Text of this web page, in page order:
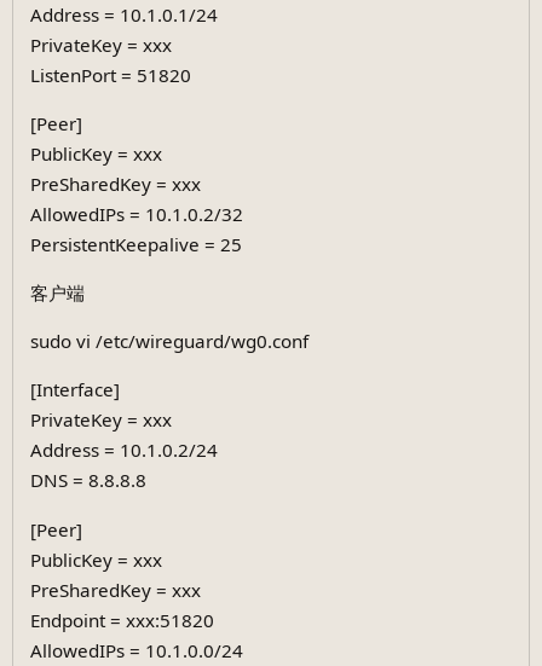
Address = 10.1.0.1/24
PrivateKey = xxx
ListenPort = 51820
[Peer]
PublicKey = xxx
PreSharedKey = xxx
AllowedIPs = 10.1.0.2/32
PersistentKeepalive = 25
客户端
sudo vi /etc/wireguard/wg0.conf
[Interface]
PrivateKey = xxx
Address = 10.1.0.2/24
DNS = 8.8.8.8
[Peer]
PublicKey = xxx
PreSharedKey = xxx
Endpoint = xxx:51820
AllowedIPs = 10.1.0.0/24